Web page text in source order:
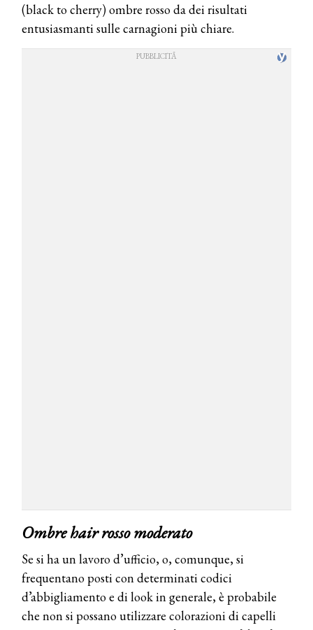
(black to cherry) ombre rosso da dei risultati
entusiasmanti sulle carnagioni più chiare.
Ombre hair rosso moderato
Se si ha un lavoro d’ufficio, o, comunque, si
frequentano posti con determinati codici
d’abbigliamento e di look in generale, è probabile
che non si possano utilizzare colorazioni di capelli
COSMOPROF WORLDWIDE BOLOGNA
Cosmprof Worldwide Bologna
presenta THE BEAUTY &